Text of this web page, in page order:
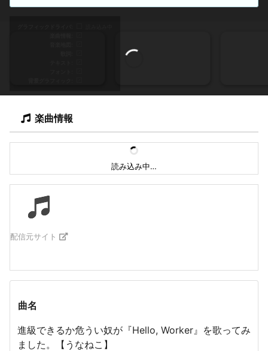
楽曲情報
読み込み中…
配信元サイト
曲名
進級できるか危うい奴が『Hello, Worker』を歌ってみ
ました。【うなねこ】